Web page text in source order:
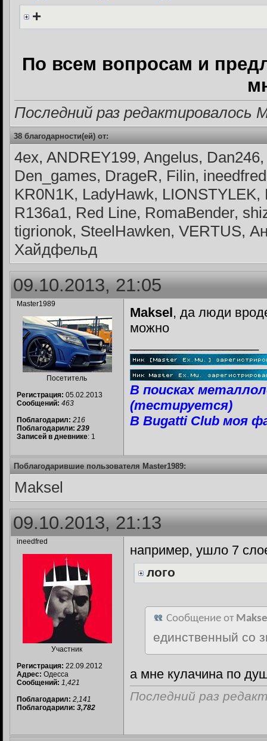
+
По всем вопросам и
Последний раз редактировалось
38 благодарности(ей) от:
4ex, ANDREY199, Angelus,
Den_games, DrageR, Filin,
KR0N1K, LadyHawk,
R136a1, Red Line, RomaBender,
tigrionok, SteelHawken, VERTUS,
Хайдфельд
09.10.2013, 21:05
Master1989
Посетитель
Регистрация: 05.02.2013
Сообщений: 463
Поблагодарил: 216
Поблагодарили: 239
Записей в дневнике: 1
Maksel, да люди
можно
В поисках
(тестируется)
В Bugatti Club моя
Поблагодарившие пользователя Master1989:
Maksel
09.10.2013, 21:13
ineedfred
Участник
Регистрация: 22.09.2012
Адрес: Одесса
Сообщений: 1,421
Поблагодарил: 2,141
Поблагодарили: 3,782
например, ушло 7
лого
Сообщение от
единственный со
а мне кулачина по
Последний раз